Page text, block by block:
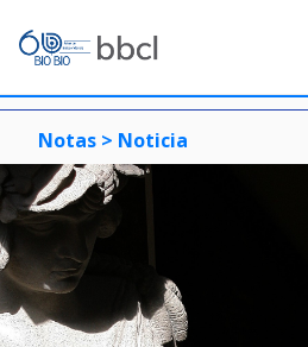
Notas > Noticia